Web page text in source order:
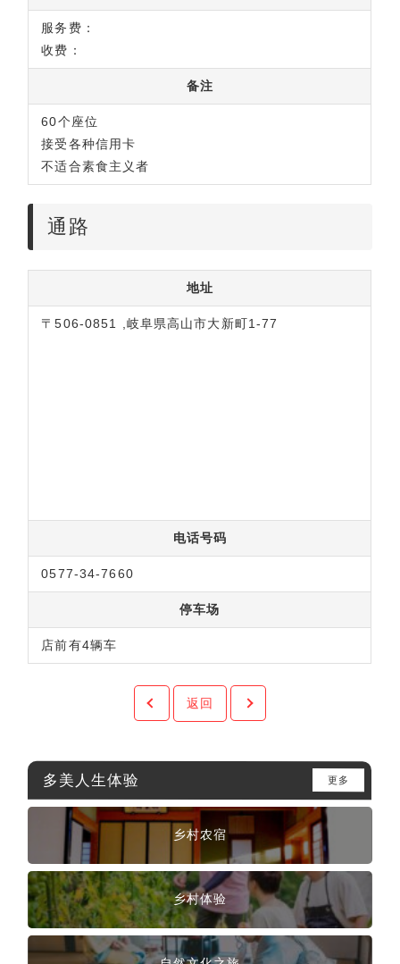
服务费：
收费：
备注
60个座位
接受各种信用卡
不适合素食主义者
通路
地址
〒506-0851 ,岐阜県高山市大新町1-77
电话号码
0577-34-7660
停车场
店前有4辆车
返回
多美人生体验 更多
乡村农宿
乡村体验